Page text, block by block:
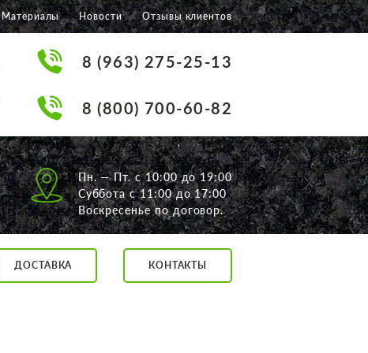
Материалы Новости Отзывы клиентов
8 (963) 275-25-13
8 (800) 700-60-82
Пн. — Пт. с 10:00 до 19:00
Суббота с 11:00 до 17:00
Воскресенье по договор.
ДОСТАВКА КОНТАКТЫ